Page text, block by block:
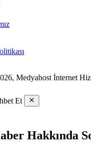
Medyahost İnternet
Et
Hakkında